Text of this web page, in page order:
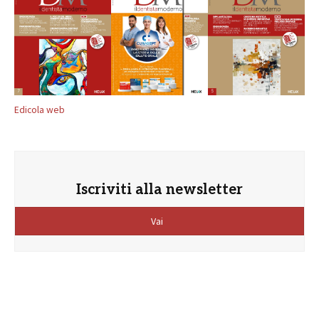
Edicola web
Iscriviti alla newsletter
Vai